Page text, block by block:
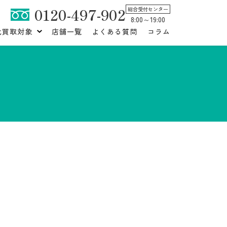
0120-497-902 総合受付センター
8:00～19:00
取対象 店舗一覧 よくある質問 コラム